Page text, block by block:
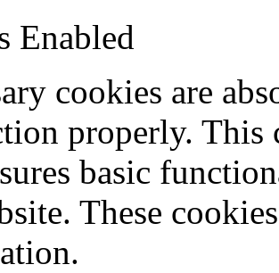
Enabled
cookies are
properly. This
basic
These